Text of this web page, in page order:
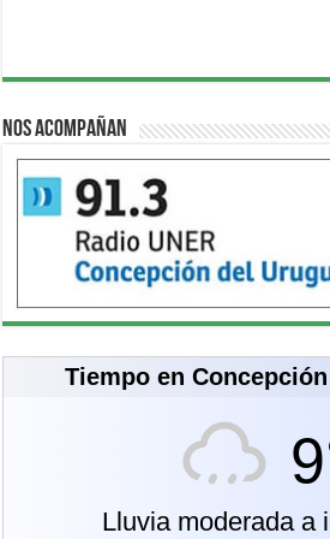
Nos acompañan
Tiempo en
Lluvia moderada a